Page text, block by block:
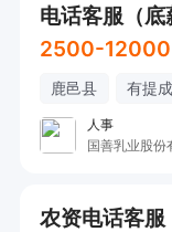
电话客服（
2500-12000
鹿邑县 有提成
人事
国善乳业股份
农资电话客